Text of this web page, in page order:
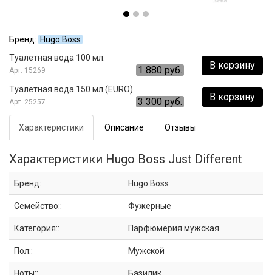
Бренд: Hugo Boss
В корзину
Туалетная вода 100 мл.
15269 1 880 руб.
В корзину
Туалетная вода 150 мл (EURO)
25257 3 300 руб.
Характеристики Описание Отзывы
Характеристики Hugo Boss Just Different
Бренд:: Hugo Boss
Семейство:: Фужерные
Категория:: Парфюмерия мужская
Пол:: Мужской